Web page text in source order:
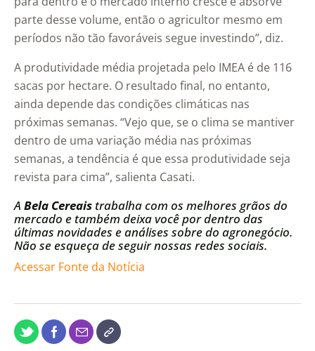
parte desse volume, então o agricultor mesmo em
períodos não tão favoráveis segue investindo”, diz.
A produtividade média projetada pelo IMEA é de 116
sacas por hectare. O resultado final, no entanto,
ainda depende das condições climáticas nas
próximas semanas. “Vejo que, se o clima se mantiver
dentro de uma variação média nas próximas
semanas, a tendência é que essa produtividade seja
revista para cima”, salienta Casati.
A Bela Cereais trabalha com os melhores grãos do
mercado e também deixa você por dentro das
últimas novidades e análises sobre do agronegócio.
Não se esqueça de seguir nossas redes sociais.
Acessar Fonte da Notícia